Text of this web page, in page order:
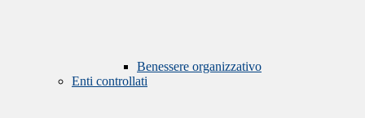
Benessere organizzativo
Enti controllati